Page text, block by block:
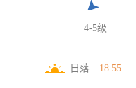
4-5级
日落 18:55